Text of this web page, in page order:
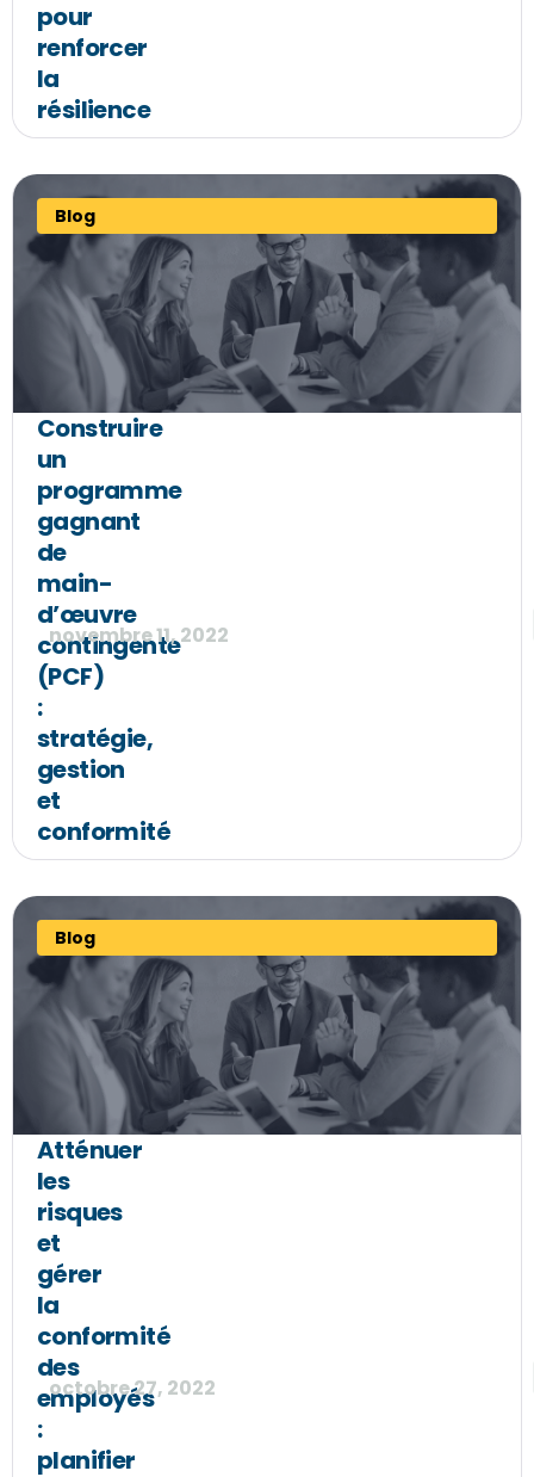
pour
renforcer
la
résilience
Blog
Construire
un
programme
gagnant
de
main-
d’œuvre
contingente
(PCF)
:
stratégie,
gestion
et
conformité
novembre 11, 2022
Blog
Atténuer
les
risques
et
gérer
la
conformité
des
employés
:
planifier
octobre 27, 2022